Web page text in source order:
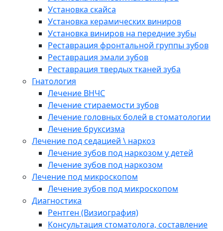
Установка скайса
Установка керамических виниров
Установка виниров на передние зубы
Реставрация фронтальной группы зубов
Реставрация эмали зубов
Реставрация твердых тканей зуба
Гнатология
Лечение ВНЧС
Лечение стираемости зубов
Лечение головных болей в стоматологии
Лечение бруксизма
Лечение под седацией \ наркоз
Лечение зубов под наркозом у детей
Лечение зубов под наркозом
Лечение под микроскопом
Лечение зубов под микроскопом
Диагностика
Рентген (Визиография)
Консультация стоматолога, составление